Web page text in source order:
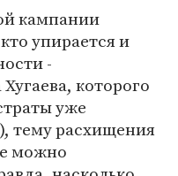
кампании
упирается и
-
которого
уже
тему расхищения
можно